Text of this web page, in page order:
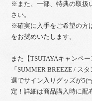
※また、一部、特典の取扱
さい。
※確実に入手をご希望の方
をお奨めいたします。
また【TSUTAYAキャンペ
「SUMMER BREEZE / ス
選でサイン入りグッズが
定！詳細は商品購入時に配